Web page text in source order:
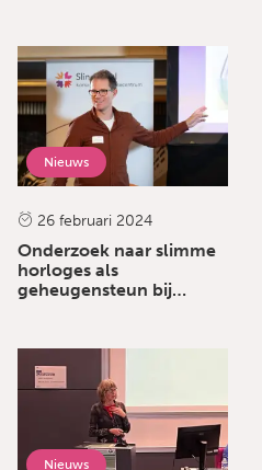
Nieuws
26 februari 2024
Onderzoek naar slimme
horloges als
geheugensteun bij
Nieuws